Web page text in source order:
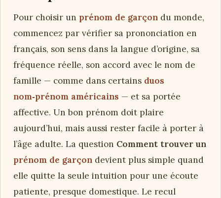
Pour choisir un prénom de garçon du monde,
commencez par vérifier sa prononciation en
français, son sens dans la langue d’origine, sa
fréquence réelle, son accord avec le nom de
famille — comme dans certains duos
nom‑prénom américains — et sa portée
affective. Un bon prénom doit plaire
aujourd’hui, mais aussi rester facile à porter à
l’âge adulte. La question Comment trouver un
prénom de garçon devient plus simple quand
elle quitte la seule intuition pour une écoute
patiente, presque domestique. Le recul